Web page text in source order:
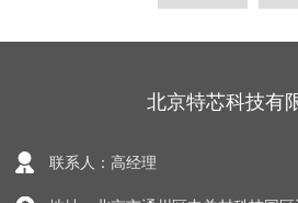
北京特芯科技有
联系人：高经理